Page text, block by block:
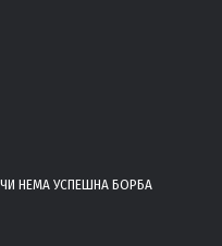
НЕМА УСПЕШНА БОРБА